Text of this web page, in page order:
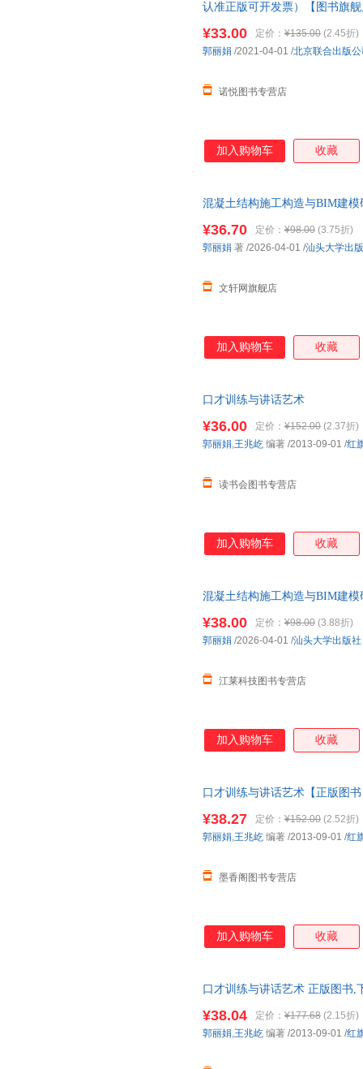
认准正版可开发票）【图书旗
¥33.00 定价： ¥135.00 (2.45折)
诺悦图书专营店
郭丽娟 /2021-04-01 /北京联合出版
加入购物车 收藏
混凝土结构施工构造与BIM建
¥36.70 定价： ¥98.00 (3.75折)
文轩网旗舰店
郭丽娟 著 /2026-04-01 /汕头大学出
加入购物车 收藏
口才训练与讲话艺术
¥36.00 定价： ¥152.00 (2.37折)
读书会图书专营店
郭丽娟,王兆屹 编著 /2013-09-01 /红
加入购物车 收藏
混凝土结构施工构造与BIM建
¥38.00 定价： ¥98.00 (3.88折)
江莱科技图书专营店
郭丽娟 /2026-04-01 /汕头大学出版社
加入购物车 收藏
口才训练与讲话艺术【正版图
¥38.27 定价： ¥152.00 (2.52折)
墨香阁图书专营店
郭丽娟,王兆屹 编著 /2013-09-01 /红
加入购物车 收藏
口才训练与讲话艺术 正版图书,
¥38.04 定价： ¥177.68 (2.15折)
郭丽娟,王兆屹 编著 /2013-09-01 /红